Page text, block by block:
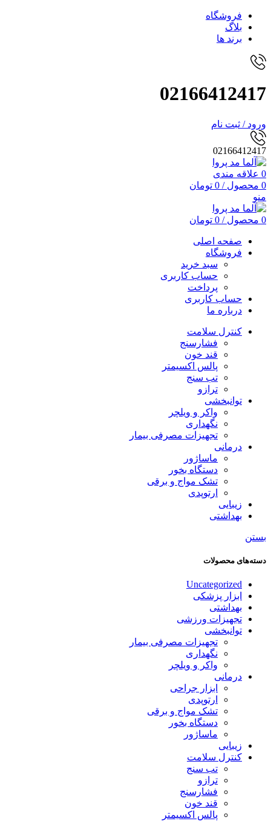
فروشگاه
بلاگ
برند ها
02166412417
ورود / ثبت نام
02166412417
0 علاقه مندی
0 محصول /
0 تومان
منو
0 محصول /
0 تومان
صفحه اصلی
فروشگاه
سبد خرید
حساب کاربری
پرداخت
حساب کاربری
درباره ما
کنترل سلامت
فشارسنج
قند خون
پالس اکسیمتر
تب سنج
ترازو
توانبخشی
واکر و ویلچر
نگهداری
تجهیزات مصرفی بیمار
درمانی
ماساژور
دستگاه بخور
تشک مواج و برقی
ارتوپدی
زیبایی
بهداشتی
بستن
دسته‌های محصولات
Uncategorized
ابزار پزشکی
بهداشتی
تجهیزات ورزشی
توانبخشی
تجهیزات مصرفی بیمار
نگهداری
واکر و ویلچر
درمانی
ابزار جراحی
ارتوپدی
تشک مواج و برقی
دستگاه بخور
ماساژور
زیبایی
کنترل سلامت
تب سنج
ترازو
فشارسنج
قند خون
پالس اکسیمتر